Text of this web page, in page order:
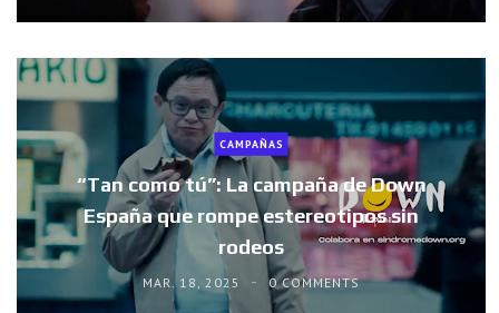
CAMPAÑAS
“Tan como tú”: La campaña de Down
España que rompe estereotipos sin
rodeos
MAR. 18, 2025 0 COMMENTS